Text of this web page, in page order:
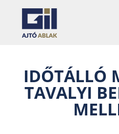
IDŐTÁLLÓ
TAVALYI